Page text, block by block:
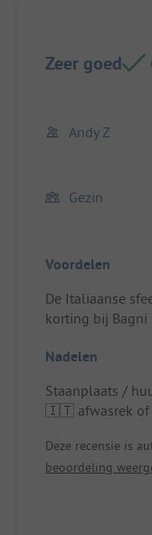
Zeer goed
Andy Z
Gezin
Voordelen
De Italiaanse
korting bij Bagni
prima, zelfs met
hebben.
Alles wat je
winkels,
Nadelen
Staanplaats /
🇮🇹 afwasrek of
Deze recensie is
beoordeling